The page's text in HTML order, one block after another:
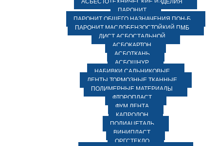
АСБЕСТОТЕХНИЧЕСКИЕ ИЗДЕЛИЯ
ПАРОНИТ
ПАРОНИТ ОБЩЕГО НАЗНАЧЕНИЯ ПОН-Б
ПАРОНИТ МАСЛОБЕНЗОСТОЙКИЙ ПМБ
ЛИСТ АСБОСТАЛЬНОЙ
АСБОКАРТОН
АСБОТКАНЬ
АСБОШНУР
НАБИВКИ САЛЬНИКОВЫЕ
ЛЕНТЫ ТОРМОЗНЫЕ ТКАННЫЕ
ПОЛИМЕРНЫЕ МАТЕРИАЛЫ
ФТОРОПЛАСТ
ФУМ ЛЕНТА
КАПРОЛОН
ПОЛИАЦЕТАЛЬ
ВИНИПЛАСТ
ОРГСТЕКЛО